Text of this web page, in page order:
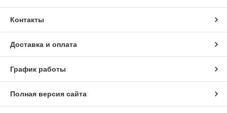
Контакты
Доставка и оплата
График работы
Полная версия сайта